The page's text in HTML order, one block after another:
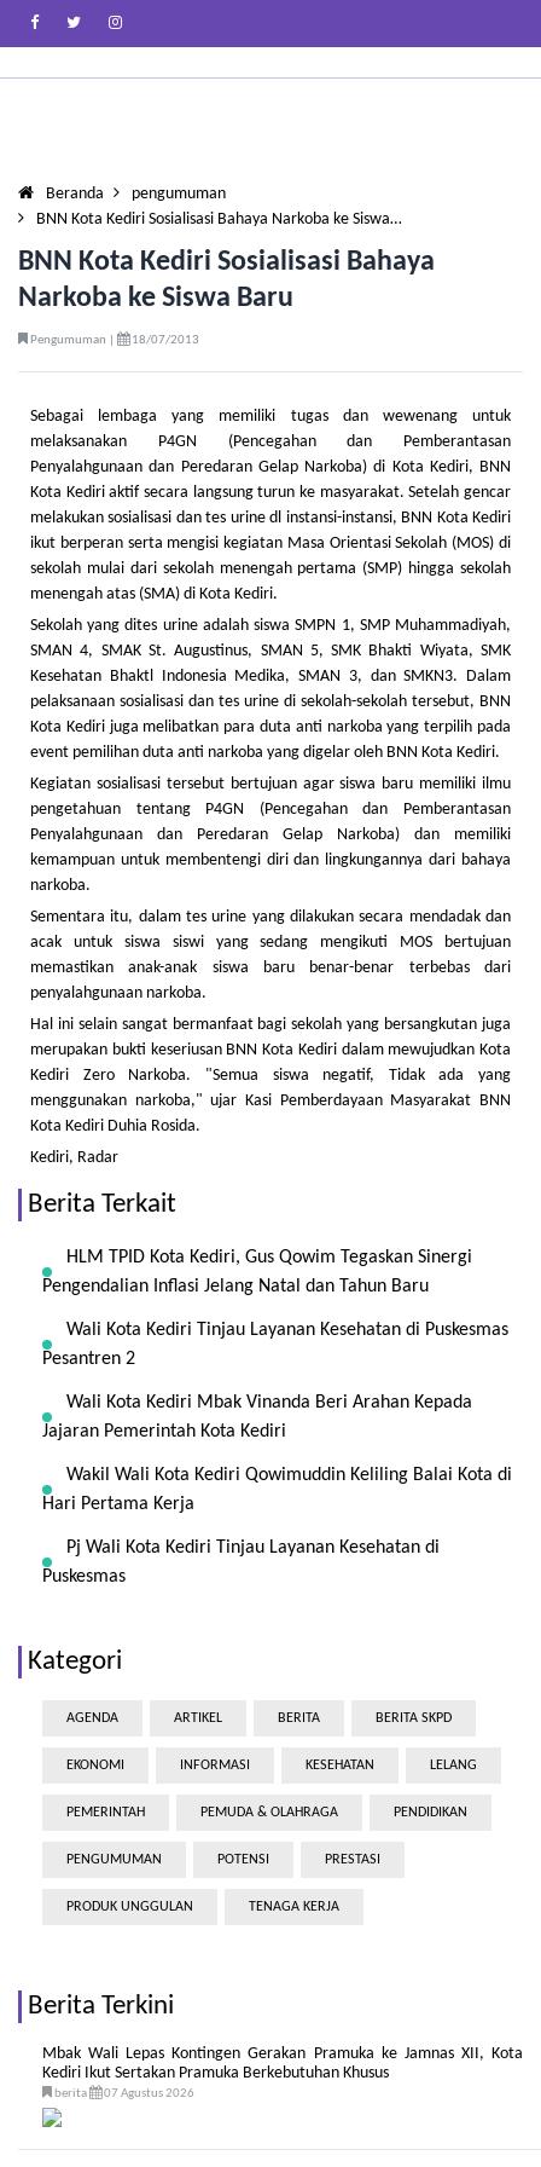
Beranda
pengumuman
BNN Kota Kediri Sosialisasi Bahaya Narkoba ke Siswa…
BNN Kota Kediri Sosialisasi Bahaya
Narkoba ke Siswa Baru
Pengumuman | 18/07/2013
Sebagai lembaga yang memiliki tugas dan wewenang untuk
melaksanakan P4GN (Pencegahan dan Pemberantasan
Penyalahgunaan dan Peredaran Gelap Narkoba) di Kota Kediri, BNN
Kota Kediri aktif secara langsung turun ke masyarakat. Setelah gencar
melakukan sosialisasi dan tes urine dl instansi-instansi, BNN Kota Kediri
ikut berperan serta mengisi kegiatan Masa Orientasi Sekolah (MOS) di
sekolah mulai dari sekolah menengah pertama (SMP) hingga sekolah
menengah atas (SMA) di Kota Kediri.
Sekolah yang dites urine adalah siswa SMPN 1, SMP Muhammadiyah,
SMAN 4, SMAK St. Augustinus, SMAN 5, SMK Bhakti Wiyata, SMK
Kesehatan Bhaktl Indonesia Medika, SMAN 3, dan SMKN3. Dalam
pelaksanaan sosialisasi dan tes urine di sekolah-sekolah tersebut, BNN
Kota Kediri juga melibatkan para duta anti narkoba yang terpilih pada
event pemilihan duta anti narkoba yang digelar oleh BNN Kota Kediri.
Kegiatan sosialisasi tersebut bertujuan agar siswa baru memiliki ilmu
pengetahuan tentang P4GN (Pencegahan dan Pemberantasan
Penyalahgunaan dan Peredaran Gelap Narkoba) dan memiliki
kemampuan untuk membentengi diri dan lingkungannya dari bahaya
narkoba.
Sementara itu, dalam tes urine yang dilakukan secara mendadak dan
acak untuk siswa siswi yang sedang mengikuti MOS bertujuan
memastikan anak-anak siswa baru benar-benar terbebas dari
penyalahgunaan narkoba.
Hal ini selain sangat bermanfaat bagi sekolah yang bersangkutan juga
merupakan bukti keseriusan BNN Kota Kediri dalam mewujudkan Kota
Kediri Zero Narkoba. "Semua siswa negatif, Tidak ada yang
menggunakan narkoba," ujar Kasi Pemberdayaan Masyarakat BNN
Kota Kediri Duhia Rosida.
Kediri, Radar
Berita Terkait
HLM TPID Kota Kediri, Gus Qowim Tegaskan Sinergi
Pengendalian Inflasi Jelang Natal dan Tahun Baru
Wali Kota Kediri Tinjau Layanan Kesehatan di Puskesmas
Pesantren 2
Wali Kota Kediri Mbak Vinanda Beri Arahan Kepada
Jajaran Pemerintah Kota Kediri
Wakil Wali Kota Kediri Qowimuddin Keliling Balai Kota di
Hari Pertama Kerja
Pj Wali Kota Kediri Tinjau Layanan Kesehatan di
Puskesmas
Kategori
AGENDA ARTIKEL BERITA BERITA SKPD
EKONOMI INFORMASI KESEHATAN LELANG
PEMERINTAH PEMUDA & OLAHRAGA PENDIDIKAN
PENGUMUMAN POTENSI PRESTASI
PRODUK UNGGULAN TENAGA KERJA
Berita Terkini
Mbak Wali Lepas Kontingen Gerakan Pramuka ke Jamnas XII, Kota
Kediri Ikut Sertakan Pramuka Berkebutuhan Khusus
berita 07 Agustus 2026